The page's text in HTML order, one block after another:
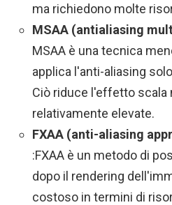
ma richiedono molte
MSAA (antialiasing
MSAA è una tecnica
applica l'anti-aliasing
Ciò riduce l'effetto
relativamente elevate.
FXAA (anti-aliasing
:FXAA è un metodo di
dopo il rendering
costoso in termini di